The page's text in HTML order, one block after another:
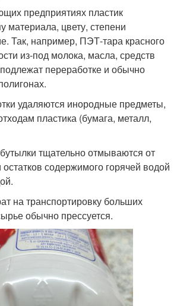
предприятиях пластик
материала, цвету, степени
Так, например, ПЭТ-тара красного
из-под молока, масла, средств
переработке и обычно
удаляются инородные предметы,
пластика (бумага, металл,
тщательно отмываются от
содержимого горячей водой
на транспортировку больших
обычно прессуется.